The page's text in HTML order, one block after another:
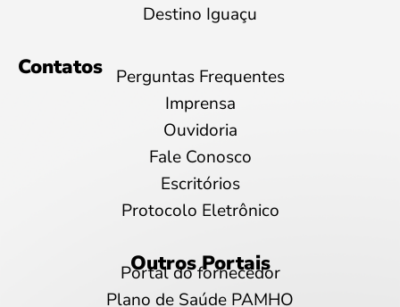
Destino Iguaçu
Contatos
Perguntas Frequentes
Imprensa
Ouvidoria
Fale Conosco
Escritórios
Protocolo Eletrônico
Outros Portais
Portal do fornecedor
Plano de Saúde PAMHO